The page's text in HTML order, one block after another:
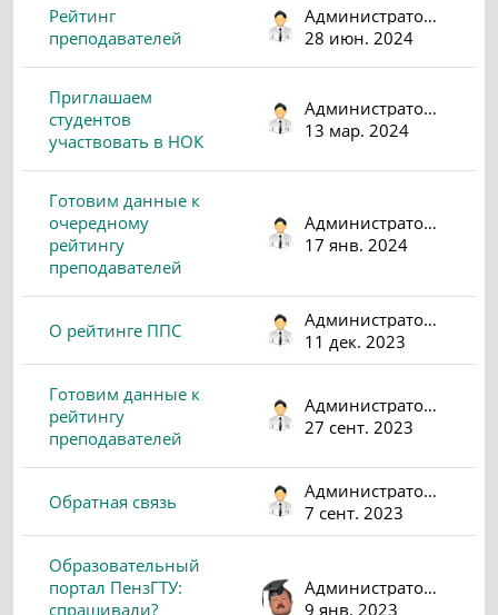
Рейтинг
преподавателей
Администратор (psv)
28 июн. 2024
Приглашаем
студентов
участвовать в НОК
Администратор (psv)
13 мар. 2024
Готовим данные к
очередному
рейтингу
преподавателей
Администратор (psv)
17 янв. 2024
О рейтинге ППС
Администратор (psv)
11 дек. 2023
Готовим данные к
рейтингу
преподавателей
Администратор (psv)
27 сент. 2023
Обратная связь
Администратор (psv)
7 сент. 2023
Образовательный
портал ПензГТУ:
спрашивали?
Администратор (valeri)
9 янв. 2023